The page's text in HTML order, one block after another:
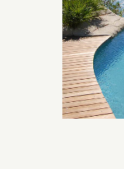
matière sur-